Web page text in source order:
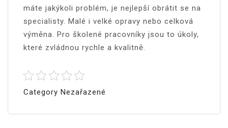
máte jakýkoli problém, je nejlepší obrátit se na
specialisty. Malé i velké opravy nebo celková
výměna. Pro školené pracovníky jsou to úkoly,
které zvládnou rychle a kvalitně.
Category Nezařazené